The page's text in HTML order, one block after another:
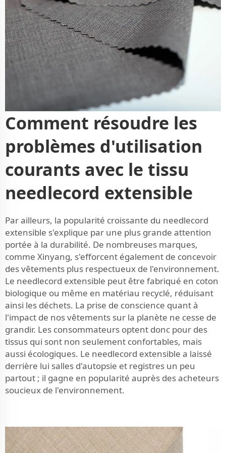
Comment résoudre les
problèmes d'utilisation
courants avec le tissu
needlecord extensible
Par ailleurs, la popularité croissante du needlecord
extensible s'explique par une plus grande attention
portée à la durabilité. De nombreuses marques,
comme Xinyang, s'efforcent également de concevoir
des vêtements plus respectueux de l'environnement.
Le needlecord extensible peut être fabriqué en coton
biologique ou même en matériau recyclé, réduisant
ainsi les déchets. La prise de conscience quant à
l'impact de nos vêtements sur la planète ne cesse de
grandir. Les consommateurs optent donc pour des
tissus qui sont non seulement confortables, mais
aussi écologiques. Le needlecord extensible a laissé
derrière lui salles d'autopsie et registres un peu
partout ; il gagne en popularité auprès des acheteurs
soucieux de l'environnement.